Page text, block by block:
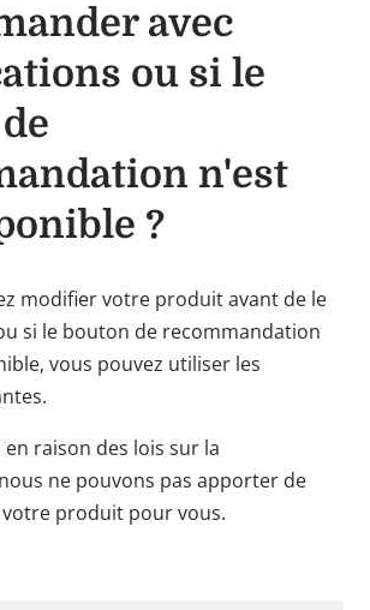
avec
ou si le
n'est
?
modifier votre produit avant de le
si le bouton de recommandation
vous pouvez utiliser les
en raison des lois sur la
ne pouvons pas apporter de
produit pour vous.